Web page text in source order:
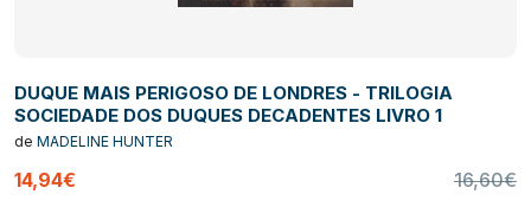
DUQUE MAIS PERIGOSO DE LONDRES - TRILOGIA
SOCIEDADE DOS DUQUES DECADENTES LIVRO 1
de MADELINE HUNTER
14,94€ 16,60€